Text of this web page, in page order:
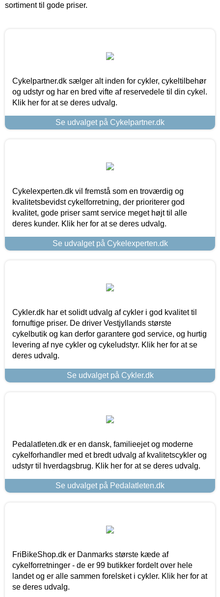
sortiment til gode priser.
Cykelpartner.dk sælger alt inden for cykler, cykeltilbehør
og udstyr og har en bred vifte af reservedele til din cykel.
Klik her for at se deres udvalg.
Se udvalget på Cykelpartner.dk
Cykelexperten.dk vil fremstå som en troværdig og
kvalitetsbevidst cykelforretning, der prioriterer god
kvalitet, gode priser samt service meget højt til alle
deres kunder. Klik her for at se deres udvalg.
Se udvalget på Cykelexperten.dk
Cykler.dk har et solidt udvalg af cykler i god kvalitet til
fornuftige priser. De driver Vestjyllands største
cykelbutik og kan derfor garantere god service, og hurtig
levering af nye cykler og cykeludstyr. Klik her for at se
deres udvalg.
Se udvalget på Cykler.dk
Pedalatleten.dk er en dansk, familieejet og moderne
cykelforhandler med et bredt udvalg af kvalitetscykler og
udstyr til hverdagsbrug. Klik her for at se deres udvalg.
Se udvalget på Pedalatleten.dk
FriBikeShop.dk er Danmarks største kæde af
cykelforretninger - de er 99 butikker fordelt over hele
landet og er alle sammen forelsket i cykler. Klik her for at
se deres udvalg.